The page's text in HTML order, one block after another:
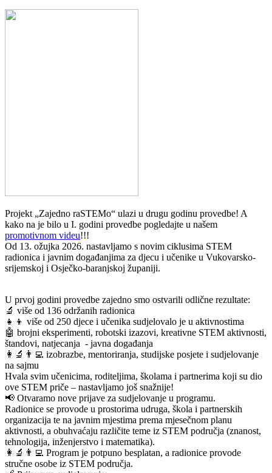
Projekt „Zajedno raSTEMo“ ulazi u drugu godinu provedbe! A
kako na je bilo u I. godini provedbe pogledajte u našem
promotivnom videu!!!
Od 13. ožujka 2026. nastavljamo s novim ciklusima STEM
radionica i javnim događanjima za djecu i učenike u Vukovarsko-
srijemskoj i Osječko-baranjskoj županiji.
U prvoj godini provedbe zajedno smo ostvarili odlične rezultate:
🔬 više od 136 održanih radionica
👧👦 više od 250 djece i učenika sudjelovalo je u aktivnostima
🤖 brojni eksperimenti, robotski izazovi, kreativne STEM aktivnosti,
štandovi, natjecanja - javna događanja
👩‍🔬👨‍💻 izobrazbe, mentoriranja, studijske posjete i sudjelovanje
na sajmu
Hvala svim učenicima, roditeljima, školama i partnerima koji su dio
ove STEM priče – nastavljamo još snažnije!
📢 Otvaramo nove prijave za sudjelovanje u programu.
Radionice se provode u prostorima udruga, škola i partnerskih
organizacija te na javnim mjestima prema mjesečnom planu
aktivnosti, a obuhvaćaju različite teme iz STEM područja (znanost,
tehnologija, inženjerstvo i matematika).
👩‍🔬👨‍💻 Program je potpuno besplatan, a radionice provode
stručne osobe iz STEM područja.